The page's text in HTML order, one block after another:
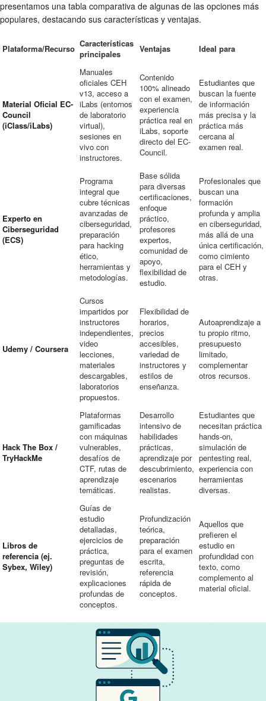
presentamos una tabla comparativa de algunas de las opciones más
populares, destacando sus características y ventajas.
Plataforma/Recurso Características
principales
Ventajas Ideal para
Material Oficial EC-
Council
(iClass/iLabs)
Manuales
oficiales CEH
v13, acceso a
iLabs (entornos
de laboratorio
virtual),
sesiones en
vivo con
instructores.
Contenido
100% alineado
con el examen,
experiencia
práctica real en
iLabs, soporte
directo del EC-
Council.
Estudiantes que
buscan la fuente
de información
más precisa y la
práctica más
cercana al
examen real.
Experto en
Ciberseguridad
(ECS)
Programa
integral que
cubre técnicas
avanzadas de
ciberseguridad,
preparación
para hacking
ético,
herramientas y
metodologías.
Base sólida
para diversas
certificaciones,
enfoque
práctico,
profesores
expertos,
comunidad de
apoyo,
flexibilidad de
estudio.
Profesionales que
buscan una
formación
profunda y amplia
en ciberseguridad,
más allá de una
única certificación,
como cimiento
para el CEH y
otras.
Udemy / Coursera
Cursos
impartidos por
instructores
independientes,
video
lecciones,
materiales
descargables,
laboratorios
propuestos.
Flexibilidad de
horarios,
precios
accesibles,
variedad de
instructores y
estilos de
enseñanza.
Autoaprendizaje a
tu propio ritmo,
presupuesto
limitado,
complementar
otros recursos.
Hack The Box /
TryHackMe
Plataformas
gamificadas
con máquinas
vulnerables,
desafíos de
CTF, rutas de
aprendizaje
temáticas.
Desarrollo
intensivo de
habilidades
prácticas,
aprendizaje por
descubrimiento,
escenarios
realistas.
Estudiantes que
necesitan práctica
hands-on,
simulación de
pentesting real,
experiencia con
herramientas
diversas.
Libros de
referencia (ej.
Sybex, Wiley)
Guías de
estudio
detalladas,
ejercicios de
práctica,
preguntas de
revisión,
explicaciones
profundas de
conceptos.
Profundización
teórica,
preparación
para el examen
escrita,
referencia
rápida de
conceptos.
Aquellos que
prefieren el
estudio en
profundidad con
texto, como
complemento al
material oficial.